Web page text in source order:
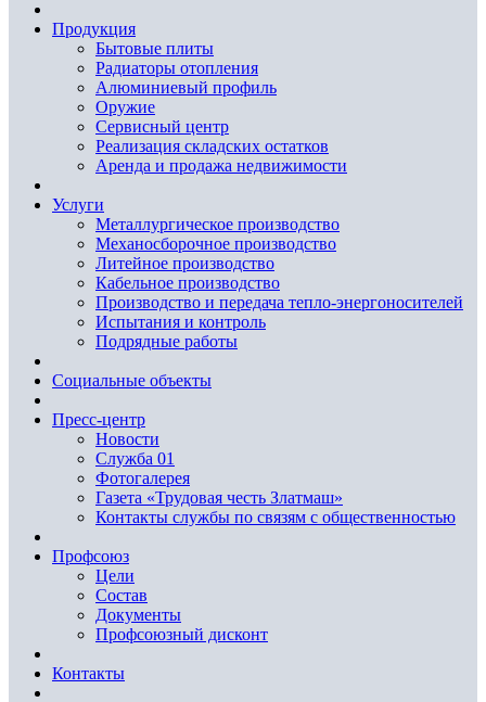
Продукция
Бытовые плиты
Радиаторы отопления
Алюминиевый профиль
Оружие
Сервисный центр
Реализация складских остатков
Аренда и продажа недвижимости
Услуги
Металлургическое производство
Механосборочное производство
Литейное производство
Кабельное производство
Производство и передача тепло-энергоносителей
Испытания и контроль
Подрядные работы
Социальные объекты
Пресс-центр
Новости
Служба 01
Фотогалерея
Газета «Трудовая честь Златмаш»
Контакты службы по связям с общественностью
Профсоюз
Цели
Состав
Документы
Профсоюзный дисконт
Контакты